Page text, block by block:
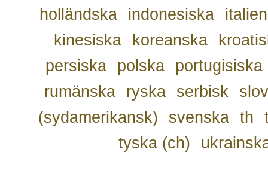
holländska
indonesiska
kinesiska
koreanska
persiska
polska
portugisiska
rumänska
ryska serbisk
(sydamerikansk)
svenska th
tyska (ch)